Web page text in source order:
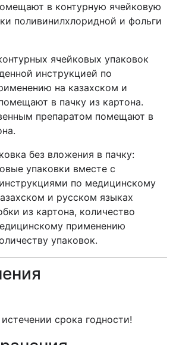
в контурную ячейковую
поливинилхлоридной и фольги
ячейковых упаковок
инструкцией по
на казахском и
в пачку из картона.
препаратом помещают в
без вложения в пачку:
упаковки вместе с
по медицинскому
и русском языках
из картона, количество
применению
упаковок.
срока годности!